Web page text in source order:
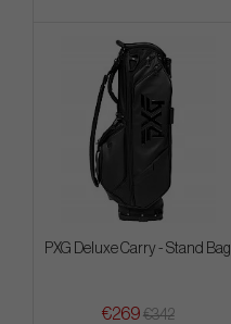
PXG Deluxe Carry - Stand Bag
€269 €342